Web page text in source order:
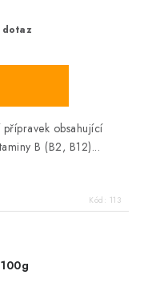
obsahující
B (B2, B12)...
Kód: 113